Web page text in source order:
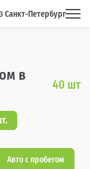
Санкт-Петербург
в
40 шт
Авто с пробегом